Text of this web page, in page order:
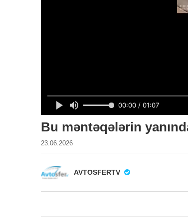
Bu məntəqələrin
23.06.2026
AVTOSFERTV